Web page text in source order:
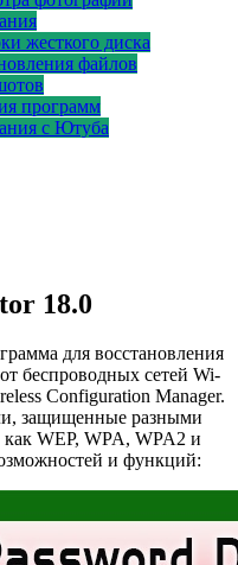
жесткого диска
файлов
программ
с Ютуба
18.0
для восстановления
беспроводных сетей Wi-
Configuration Manager.
защищенные разными
WEP, WPA, WPA2 и
и функций: